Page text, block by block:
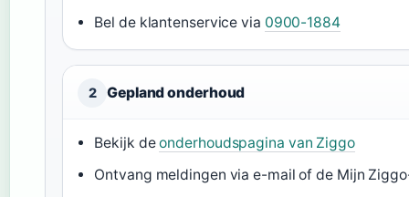
Bel de klantenservice via 0900-1884
2 Gepland onderhoud
Bekijk deonderhoudspagina van Ziggo
Ontvang meldingen via e-mail of de Mijn